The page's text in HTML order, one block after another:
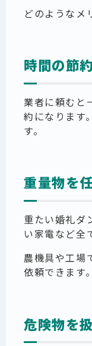
どのようなメ
時間の節
業者に頼むと
約になります
す。
重量物を
重たい婚礼ダ
い家電など全
農機具や工場
依頼できます。
危険物を